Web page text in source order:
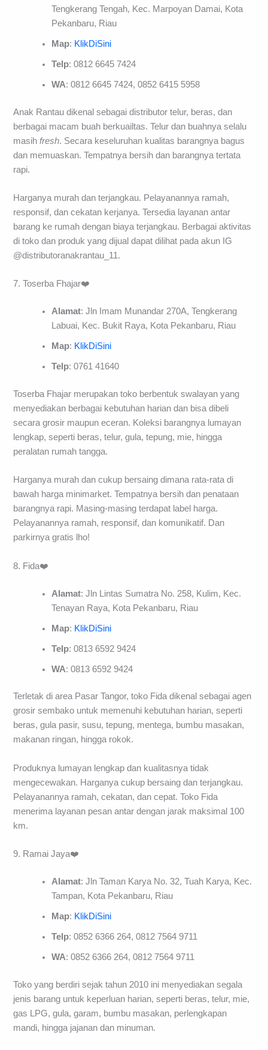
Tengkerang Tengah, Kec. Marpoyan Damai, Kota
Pekanbaru, Riau
Map: KlikDiSini
Telp: 0812 6645 7424
WA: 0812 6645 7424, 0852 6415 5958
Anak Rantau dikenal sebagai distributor telur, beras, dan
berbagai macam buah berkuailtas. Telur dan buahnya selalu
masihfresh. Secara keseluruhan kualitas barangnya bagus
dan memuaskan. Tempatnya bersih dan barangnya tertata
rapi.
Harganya murah dan terjangkau. Pelayanannya ramah,
responsif, dan cekatan kerjanya. Tersedia layanan antar
barang ke rumah dengan biaya terjangkau. Berbagai aktivitas
di toko dan produk yang dijual dapat dilihat pada akun IG
@distributoranakrantau_11.
7. Toserba Fhajar❤️
Alamat: Jln Imam Munandar 270A, Tengkerang
Labuai, Kec. Bukit Raya, Kota Pekanbaru, Riau
Map: KlikDiSini
Telp: 0761 41640
Toserba Fhajar merupakan toko berbentuk swalayan yang
menyediakan berbagai kebutuhan harian dan bisa dibeli
secara grosir maupun eceran. Koleksi barangnya lumayan
lengkap, seperti beras, telur, gula, tepung, mie, hingga
peralatan rumah tangga.
Harganya murah dan cukup bersaing dimana rata-rata di
bawah harga minimarket. Tempatnya bersih dan penataan
barangnya rapi. Masing-masing terdapat label harga.
Pelayanannya ramah, responsif, dan komunikatif. Dan
parkirnya gratis lho!
8. Fida❤️
Alamat: Jln Lintas Sumatra No. 258, Kulim, Kec.
Tenayan Raya, Kota Pekanbaru, Riau
Map: KlikDiSini
Telp: 0813 6592 9424
WA: 0813 6592 9424
Terletak di area Pasar Tangor, toko Fida dikenal sebagai agen
grosir sembako untuk memenuhi kebutuhan harian, seperti
beras, gula pasir, susu, tepung, mentega, bumbu masakan,
makanan ringan, hingga rokok.
Produknya lumayan lengkap dan kualitasnya tidak
mengecewakan. Harganya cukup bersaing dan terjangkau.
Pelayanannya ramah, cekatan, dan cepat. Toko Fida
menerima layanan pesan antar dengan jarak maksimal 100
km.
9. Ramai Jaya❤️
Alamat: Jln Taman Karya No. 32, Tuah Karya, Kec.
Tampan, Kota Pekanbaru, Riau
Map: KlikDiSini
Telp: 0852 6366 264, 0812 7564 9711
WA: 0852 6366 264, 0812 7564 9711
Toko yang berdiri sejak tahun 2010 ini menyediakan segala
jenis barang untuk keperluan harian, seperti beras, telur, mie,
gas LPG, gula, garam, bumbu masakan, perlengkapan
mandi, hingga jajanan dan minuman.